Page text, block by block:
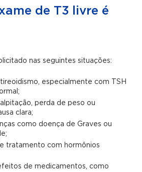
de T3 livre é
nas seguintes situações:
especialmente com TSH
perda de peso ou
clara;
como doença de Graves ou
tratamento com hormônios
de medicamentos, como